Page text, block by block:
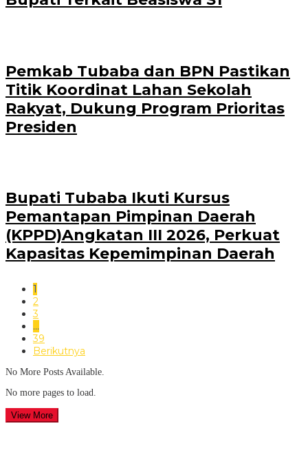
Pemkab Tubaba dan BPN Pastikan
Titik Koordinat Lahan Sekolah
Rakyat, Dukung Program Prioritas
Presiden
Bupati Tubaba Ikuti Kursus
Pemantapan Pimpinan Daerah
(KPPD)Angkatan III 2026, Perkuat
Kapasitas Kepemimpinan Daerah
1
2
3
…
39
Berikutnya
No More Posts Available.
No more pages to load.
View More